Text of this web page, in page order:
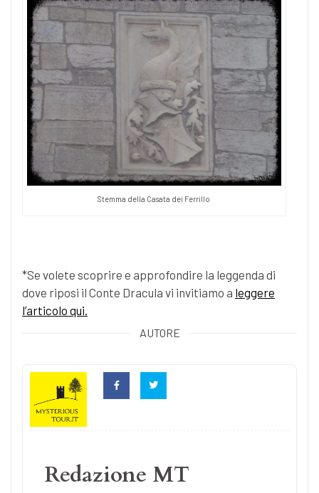
Stemma della Casata dei Ferrillo
*Se volete scoprire e approfondire la leggenda di
dove riposi il Conte Dracula vi invitiamo a leggere
l’articolo qui.
AUTORE
Redazione MT